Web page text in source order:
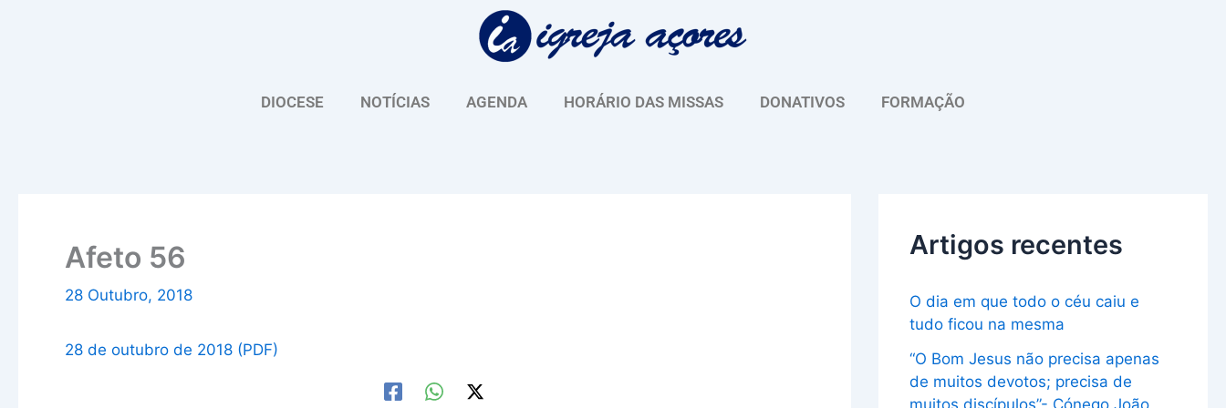
DIOCESE NOTÍCIAS AGENDA HORÁRIO DAS MISSAS DONATIVOS FORMAÇÃO
Afeto 56
28 Outubro, 2018
28 de outubro de 2018 (PDF)
Artigos recentes
O dia em que todo o céu caiu e
tudo ficou na mesma
“O Bom Jesus não precisa apenas
de muitos devotos; precisa de
muitos discípulos”- Cónego João
u